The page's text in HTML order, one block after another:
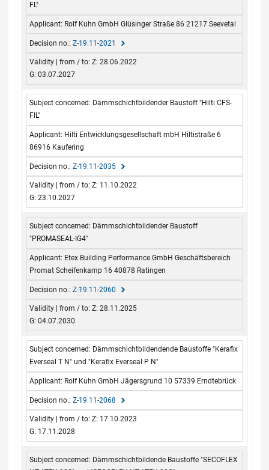
FL"
Rolf Kuhn GmbH Glüsinger Straße 86 21217 Seevetal
Z-19.11-2021
Z: 28.06.2022
G: 03.07.2027
Dämmschichtbildender Baustoff "Hilti CFS-
FIL"
Hilti Entwicklungsgesellschaft mbH Hiltistraße 6
86916 Kaufering
Z-19.11-2035
Z: 11.10.2022
G: 23.10.2027
Dämmschichtbildender Baustoff
"PROMASEAL-IG4"
Etex Building Performance GmbH Geschäftsbereich
Promat Scheifenkamp 16 40878 Ratingen
Z-19.11-2060
Z: 28.11.2025
G: 04.07.2030
Dämmschichtbildendende Baustoffe "Kerafix
Everseal T N" und "Kerafix Everseal P N"
Rolf Kuhn GmbH Jägersgrund 10 57339 Erndtebrück
Z-19.11-2068
Z: 17.10.2023
G: 17.11.2028
Dämmschichtbildende Baustoffe "SECOFLEX